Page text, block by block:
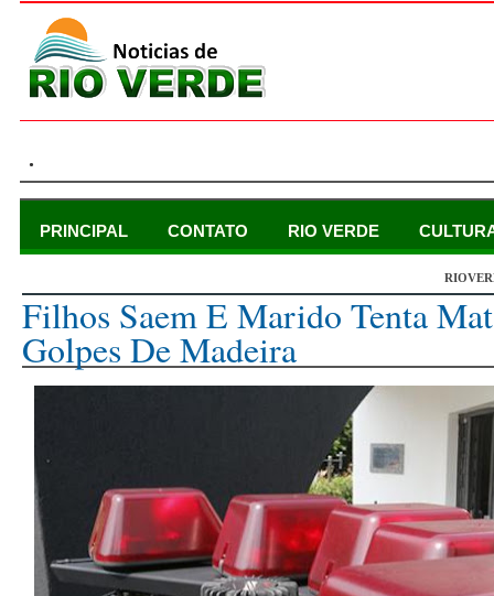
.
PRINCIPAL CONTATO RIO VERDE
Filhos Saem E Marido Tenta
Golpes De Madeira